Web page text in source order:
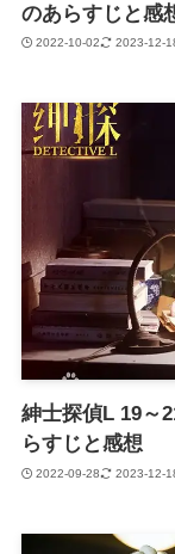
のあらすじと感
2022-10-02 2023-12-
紳士探偵L 19～
らすじと感想
2022-09-28 2023-12-